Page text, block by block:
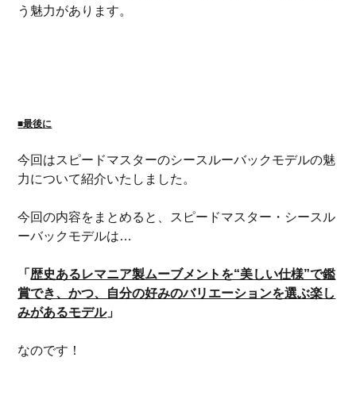
う魅力があります。
■最後に
今回はスピードマスターのシースルーバックモデルの魅
力について紹介いたしました。
今回の内容をまとめると、スピードマスター・シースル
ーバックモデルは…
「 歴史あるレマニア製ムーブメントを“美しい仕様”で鑑
賞でき、かつ、自分の好みのバリエーションを選ぶ楽し
みがあるモデル」
なのです！